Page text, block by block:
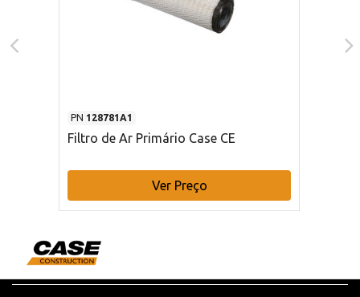
PN 128781A1
Filtro de Ar Primário Case CE
Ver Preço